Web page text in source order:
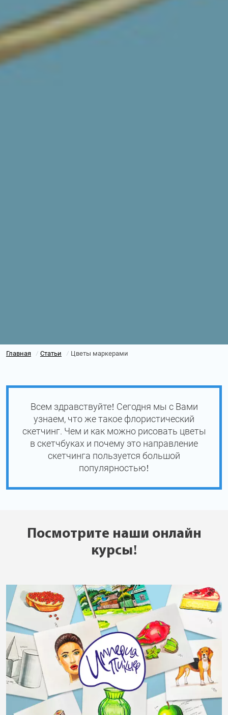
Главная / Статьи / Цветы маркерами
Всем здравствуйте! Сегодня мы с Вами
узнаем, что же такое флористический
скетчинг. Чем и как можно рисовать цветы
в скетчбуках и почему это направление
скетчинга пользуется большой
популярностью!
Посмотрите наши онлайн
курсы!